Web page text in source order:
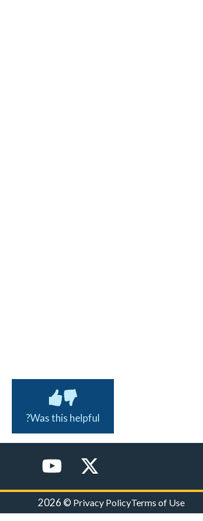
Was this helpful?
Terms of Use
Privacy Policy
© 2026